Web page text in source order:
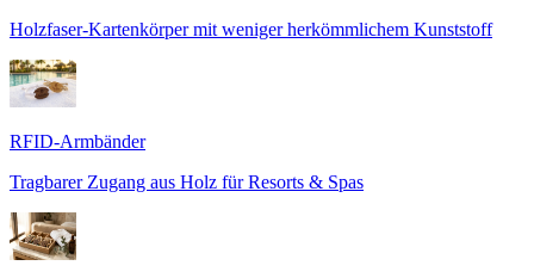
Holzfaser-Kartenkörper mit weniger herkömmlichem Kunststoff
RFID-Armbänder
Tragbarer Zugang aus Holz für Resorts & Spas